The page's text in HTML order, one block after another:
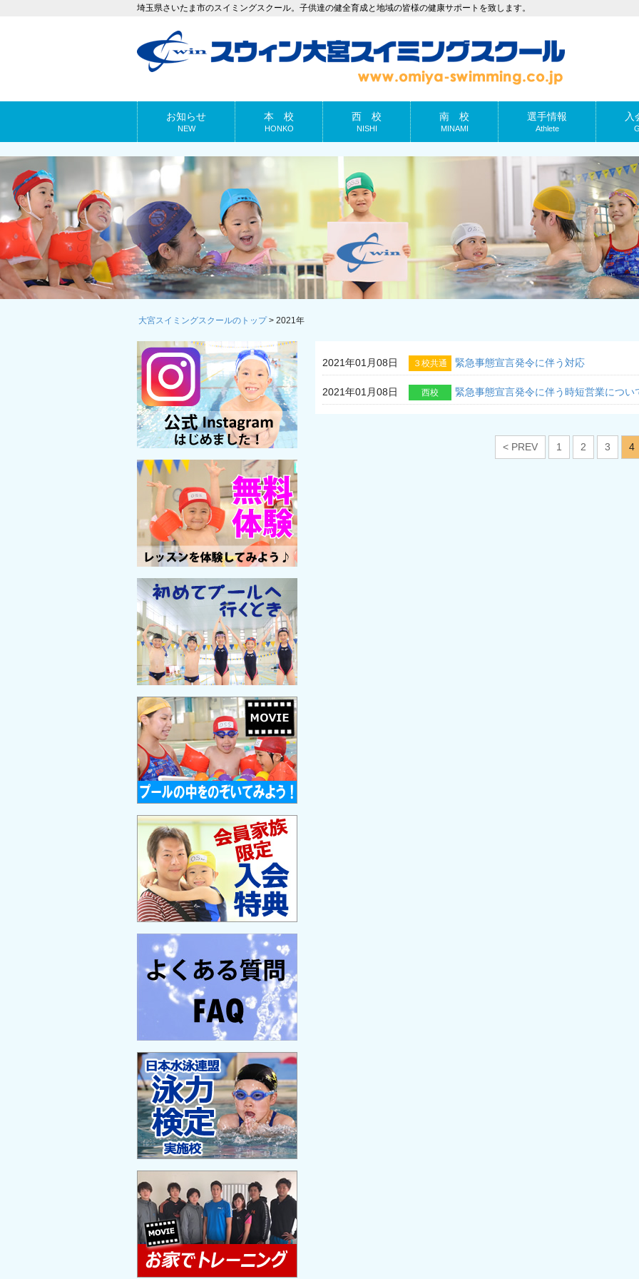
埼玉県さいたま市のスイミングスクール。子供達の健全育成と地域の皆様の健康サポートを致します。
お知らせ
NEW
本 校
HONKO
西 校
NISHI
南 校
MINAMI
選手情報
Athlete
入
大宮スイミングスクールのトップ> 2021年
2021年01月08日 ３校共通 緊急事態宣言発令に伴う対応
2021年01月08日 西校 緊急事態宣言発令に伴う時短営業につい
< PREV 1 2 3 4